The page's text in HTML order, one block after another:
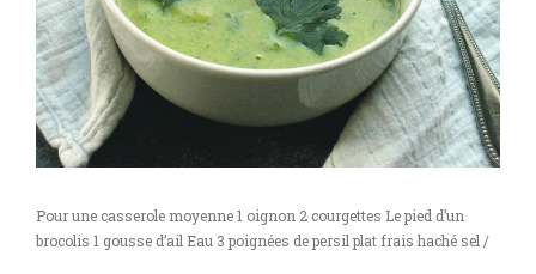
Pour une casserole moyenne 1 oignon 2 courgettes Le pied d’un
brocolis 1 gousse d’ail Eau 3 poignées de persil plat frais haché sel /